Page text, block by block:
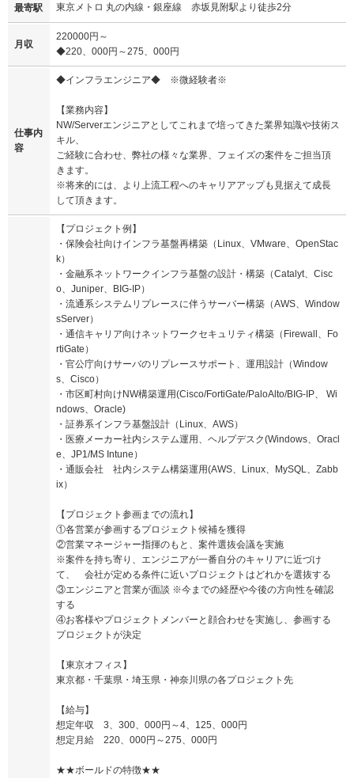
最寄駅 東京メトロ 丸の内線・銀座線 赤坂見附駅より徒歩2分
月収
220000円～
◆220、000円～275、000円
仕事内
容
◆インフラエンジニア◆ ※微経験者※
【業務内容】
NW/Serverエンジニアとしてこれまで培ってきた業界知識や技術ス
キル、
ご経験に合わせ、弊社の様々な業界、フェイズの案件をご担当頂
きます。
※将来的には、より上流工程へのキャリアアップも見据えて成長
して頂きます。
【プロジェクト例】
・保険会社向けインフラ基盤再構築（Linux、VMware、OpenStac
k）
・金融系ネットワークインフラ基盤の設計・構築（Catalyt、Cisc
o、Juniper、BIG-IP）
・流通系システムリプレースに伴うサーバー構築（AWS、Window
sServer）
・通信キャリア向けネットワークセキュリティ構築（Firewall、Fo
rtiGate）
・官公庁向けサーバのリプレースサポート、運用設計（Window
s、Cisco）
・市区町村向けNW構築運用(Cisco/FortiGate/PaloAlto/BIG-IP、 Wi
ndows、Oracle)
・証券系インフラ基盤設計（Linux、AWS）
・医療メーカー社内システム運用、ヘルプデスク(Windows、Oracl
e、JP1/MS Intune）
・通販会社 社内システム構築運用(AWS、Linux、MySQL、Zabb
ix）
【プロジェクト参画までの流れ】
①各営業が参画するプロジェクト候補を獲得
②営業マネージャー指揮のもと、案件選抜会議を実施
※案件を持ち寄り、エンジニアが一番自分のキャリアに近づけ
て、 会社が定める条件に近いプロジェクトはどれかを選抜する
③エンジニアと営業が面談 ※今までの経歴や今後の方向性を確認
する
④お客様やプロジェクトメンバーと顔合わせを実施し、参画する
プロジェクトが決定
【東京オフィス】
東京都・千葉県・埼玉県・神奈川県の各プロジェクト先
【給与】
想定年収 3、300、000円～4、125、000円
想定月給 220、000円～275、000円
★★ボールドの特徴★★